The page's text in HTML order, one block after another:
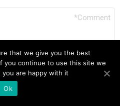
that we give you the best
you continue to use this site we
are happy with it.
Ok